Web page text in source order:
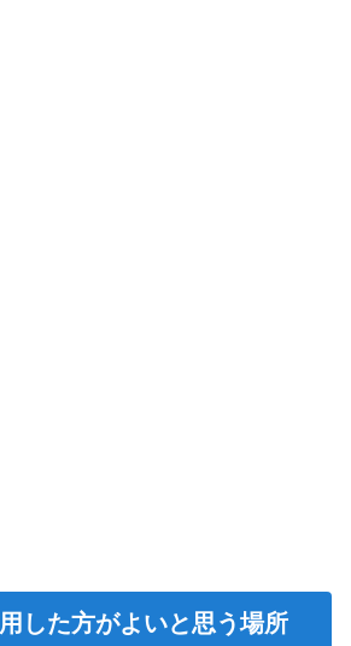
した方がよいと思う場所